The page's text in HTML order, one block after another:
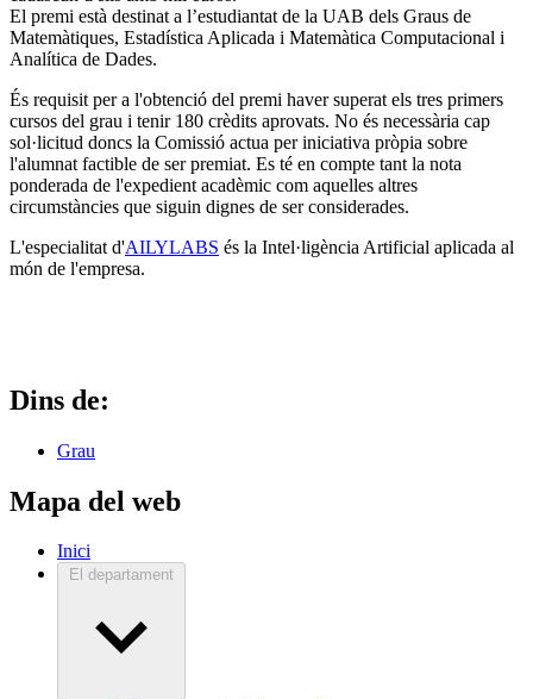
El premi està destinat a l’estudiantat de la UAB dels Graus de
Matemàtiques, Estadística Aplicada i Matemàtica Computacional i
Analítica de Dades.
És requisit per a l'obtenció del premi haver superat els tres primers
cursos del grau i tenir 180 crèdits aprovats. No és necessària cap
sol·licitud doncs la Comissió actua per iniciativa pròpia sobre
l'alumnat factible de ser premiat. Es té en compte tant la nota
ponderada de l'expedient acadèmic com aquelles altres
circumstàncies que siguin dignes de ser considerades.
L'especialitat d'AILYLABS és la Intel·ligència Artificial aplicada al
món de l'empresa.
Dins de:
Grau
Mapa del web
Inici
El departament